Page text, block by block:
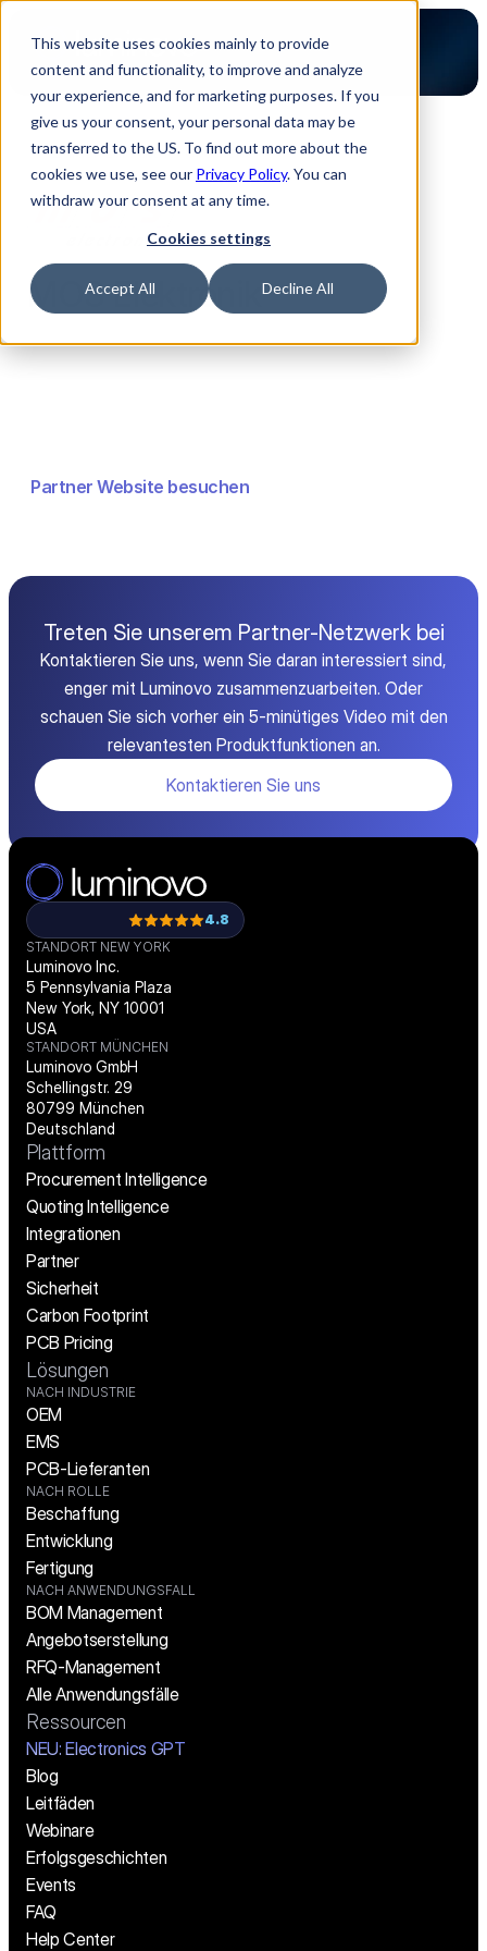
This website uses cookies mainly to provide
content and functionality, to improve and analyze
your experience, and for marketing purposes. If you
give us your consent, your personal data may be
transferred to the US. To find out more about the
cookies we use, see our Privacy Policy. You can
withdraw your consent at any time.
Cookies settings
Accept All Decline All
Zurück zur Partner Übersicht
MOS Elektronik
Partner Website besuchen
Treten Sie unserem Partner-Netzwerk bei
Kontaktieren Sie uns, wenn Sie daran interessiert sind,
enger mit Luminovo zusammenzuarbeiten. Oder
schauen Sie sich vorher ein 5-minütiges Video mit den
relevantesten Produktfunktionen an.
Kontaktieren Sie uns
4.8
STANDORT NEW YORK
Luminovo Inc.
5 Pennsylvania Plaza
New York, NY 10001
USA
STANDORT MÜNCHEN
Luminovo GmbH
Schellingstr. 29
80799 München
Deutschland
Plattform
Procurement Intelligence
Quoting Intelligence
Integrationen
Partner
Sicherheit
Carbon Footprint
PCB Pricing
Lösungen
NACH INDUSTRIE
OEM
EMS
PCB-Lieferanten
NACH ROLLE
Beschaffung
Entwicklung
Fertigung
NACH ANWENDUNGSFALL
BOM Management
Angebotserstellung
RFQ-Management
Alle Anwendungsfälle
Ressourcen
NEU: Electronics GPT
Blog
Leitfäden
Webinare
Erfolgsgeschichten
Events
FAQ
Help Center